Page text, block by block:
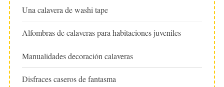
Una calavera de washi tape
Alfombras de calaveras para habitaciones juveniles
Manualidades decoración calaveras
Disfraces caseros de fantasma